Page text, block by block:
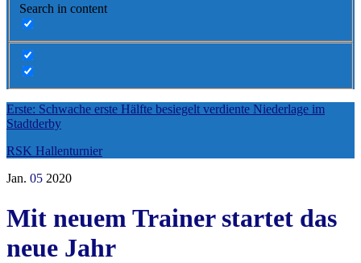
Search in content
Erste: Schwache erste Hälfte besiegelt verdiente Niederlage im
Stadtderby
RSK Hallenturnier
Jan. 05 2020
Mit neuem Trainer startet das
neue Jahr